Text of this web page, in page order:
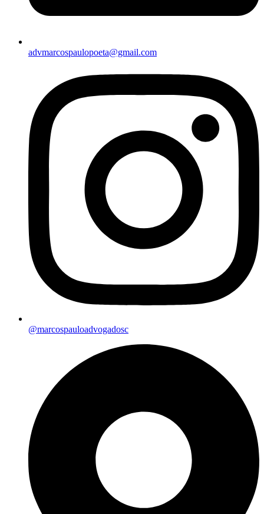
advmarcospaulopoeta@gmail.com
@marcospauloadvogadosc